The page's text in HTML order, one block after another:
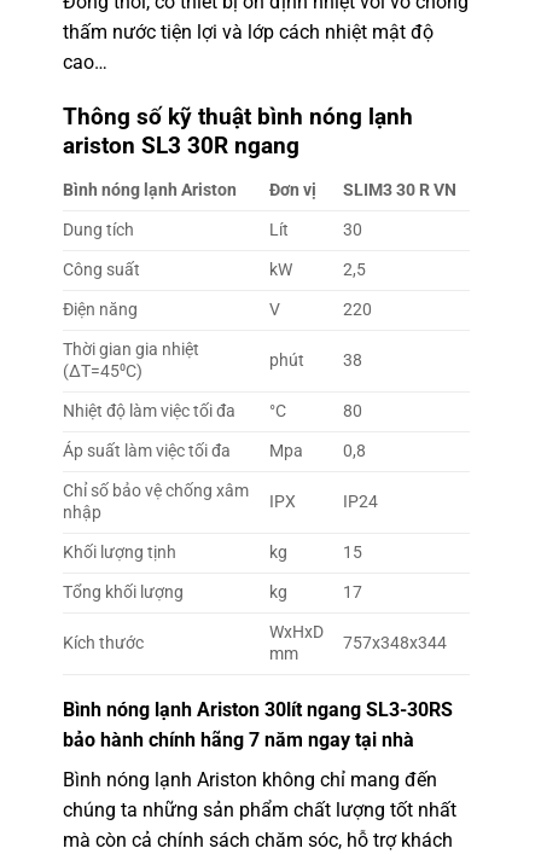
thấm nước tiện lợi và lớp cách nhiệt mật độ
cao…
Thông số kỹ thuật bình nóng lạnh
ariston SL3 30R ngang
Bình nóng lạnh Ariston Đơn vị
SLIM3 30 R VN
Dung tích
Lít
30
Công suất
kW
2,5
Điện năng
V
220
Thời gian gia nhiệt
(∆T=45⁰C)
phút 38
Nhiệt độ làm việc tối đa °C
80
Áp suất làm việc tối đa
Mpa
0,8
Chỉ số bảo vệ chống xâm
nhập
IPX IP24
Khối lượng tịnh kg
15
Tổng khối lượng
kg 17
Kích thước
WxHxD
mm
757x348x344
Bình nóng lạnh Ariston 30lít ngang SL3-30RS
bảo hành chính hãng 7 năm ngay tại nhà
Bình nóng lạnh Ariston không chỉ mang đến
chúng ta những sản phẩm chất lượng tốt nhất
mà còn cả chính sách chăm sóc, hỗ trợ khách